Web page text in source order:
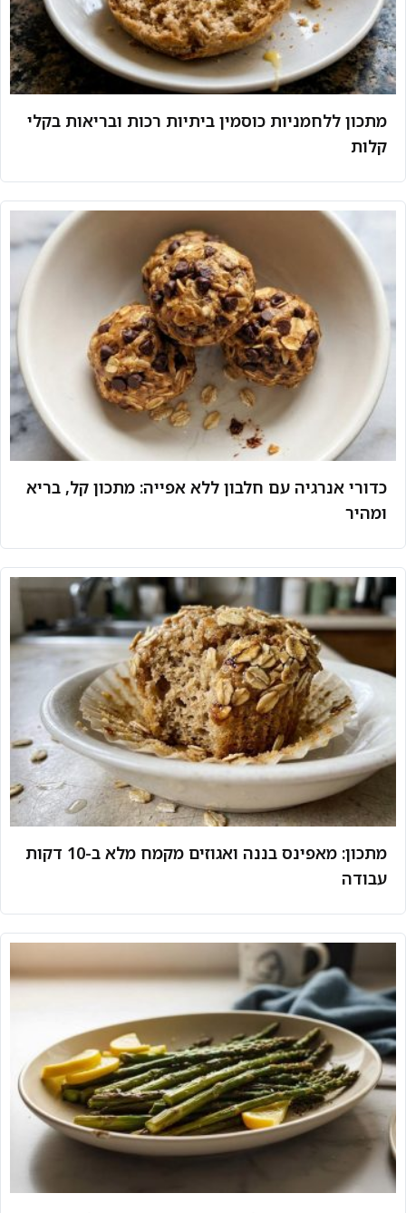
מתכון ללחמניות כוסמין ביתיות רכות ובריאות בקלי
קלות
כדורי אנרגיה עם חלבון ללא אפייה: מתכון קל, בריא
ומהיר
מתכון: מאפינס בננה ואגוזים מקמח מלא ב-10 דקות
עבודה